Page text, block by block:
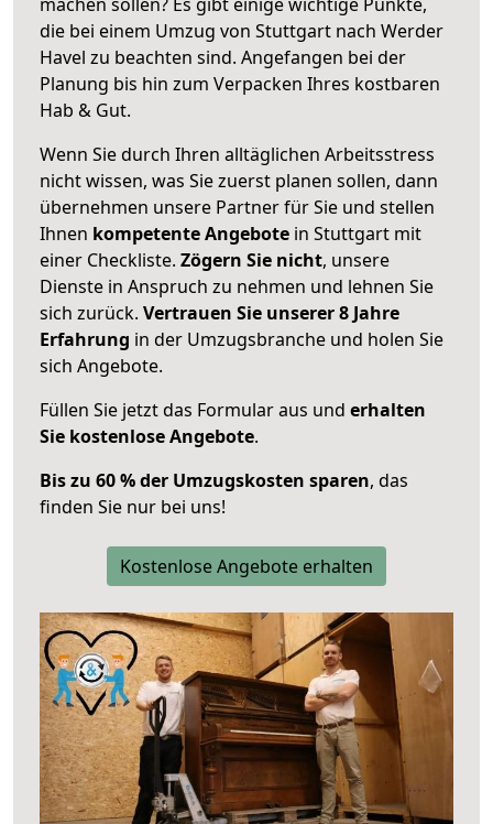
die bei einem Umzug von Stuttgart nach Werder
Havel zu beachten sind. Angefangen bei der
Planung bis hin zum Verpacken Ihres kostbaren
Hab & Gut.
Wenn Sie durch Ihren alltäglichen Arbeitsstress
nicht wissen, was Sie zuerst planen sollen, dann
übernehmen unsere Partner für Sie und stellen
Ihnen kompetente Angebote in Stuttgart mit
einer Checkliste. Zögern Sie nicht, unsere
Dienste in Anspruch zu nehmen und lehnen Sie
sich zurück. Vertrauen Sie unserer 8 Jahre
Erfahrung in der Umzugsbranche und holen Sie
sich Angebote.
Füllen Sie jetzt das Formular aus und erhalten
Sie kostenlose Angebote.
Bis zu 60 % der Umzugskosten sparen, das
finden Sie nur bei uns!
Kostenlose Angebote erhalten